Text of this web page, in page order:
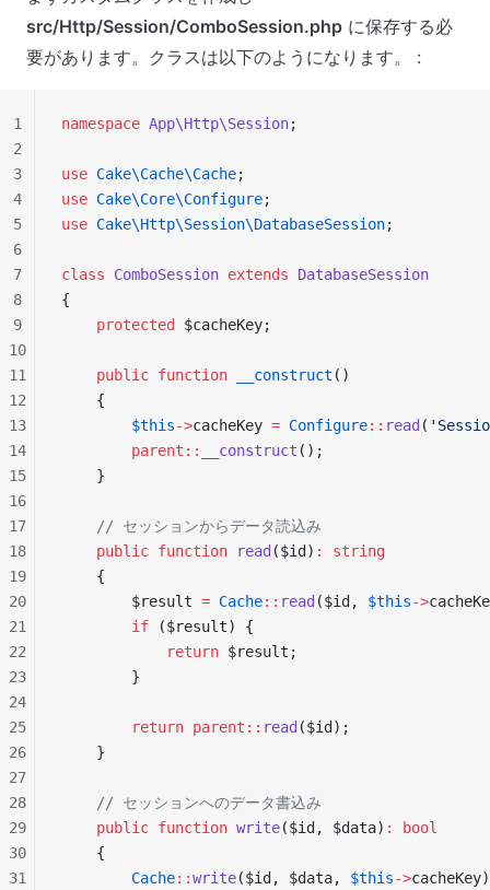
src/Http/Session/ComboSession.php に保存する必
要があります。クラスは以下のようになります。 :
namespace App\Http\Session;
use Cake\Cache\Cache;
use Cake\Core\Configure;
use Cake\Http\Session\DatabaseSession;
class ComboSession extends DatabaseSession
{
    protected
$cacheKey;
    public
function __construct ()
    {
        $this
->cacheKey = Configure:: read (
        parent::
__construct ();
    }
    // セッションからデータ読込み
    public
function read ($id) :
string
    {
        $result
= Cache:: read ($id, $this->
        if
($result) {
            return
$result;
        }
        return
parent:: read ($id);
    }
    // セッションへのデータ書込み
    public
function write($id, $data) :
bool
    {
        Cache
::write($id, $data, $this->
1
2
3
4
5
6
7
8
9
10
11
12
13
14
15
16
17
18
19
20
21
22
23
24
25
26
27
28
29
30
31